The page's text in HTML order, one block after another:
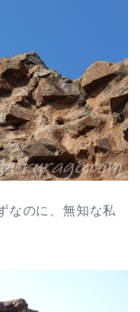
なのに、無知な私